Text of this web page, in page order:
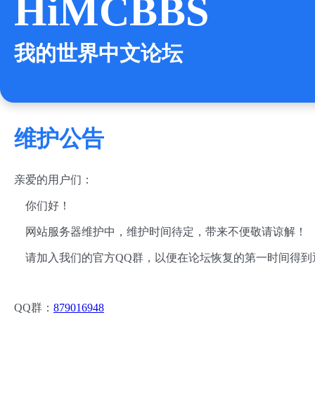
HiMCBBS
我的世界中文论坛
维护公告
亲爱的用户们：
你们好！
网站服务器维护中，维护时间待定，带来不便敬请谅解！
请加入我们的官方QQ群，以便在论坛恢复的第一时间得到
QQ群： 879016948